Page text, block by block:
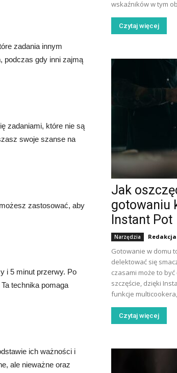
zadania innym
podczas gdy inni zajmą
zadaniami, które nie są
swoje szanse na
zastosować, aby
i 5 minut przerwy. Po
technika pomaga
ich ważności i
ale nieważne oraz
wskaźników w tym
Czytaj więcej
Jak
gotowaniu
Instant Pot
Narzędzia
Gotowanie w domu
delektować się
czasami może to
szczęście, dzięki
funkcje
Czytaj więcej